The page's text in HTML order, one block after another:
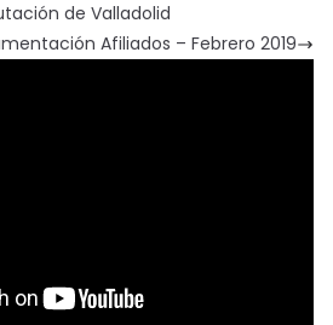
de Valladolid
Afiliados – Febrero 2019